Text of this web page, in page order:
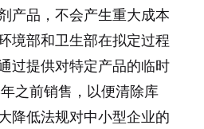
产品，不会产生重大成本
境部和卫生部在拟定过程
过提供对特定产品的临时
之前销售，以便清除库
降低法规对中小型企业的